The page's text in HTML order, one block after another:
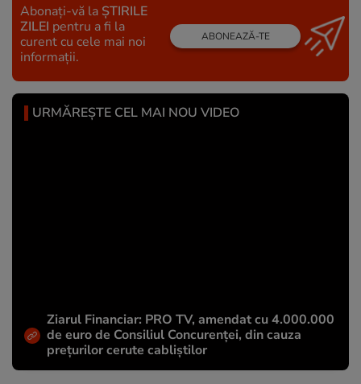
Abonați-vă la ȘTIRILE
ZILEI pentru a fi la
curent cu cele mai noi
informații.
ABONEAZĂ-TE
URMĂREȘTE CEL MAI NOU VIDEO
Ziarul Financiar: PRO TV, amendat cu 4.000.000
de euro de Consiliul Concurenței, din cauza
prețurilor cerute cabliștilor